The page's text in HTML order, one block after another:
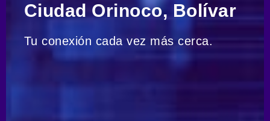
Ciudad Orinoco, Bolívar
Tu conexión cada vez más cerca.